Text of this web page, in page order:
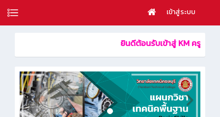
เข้าสู่ระบบ
ยินดีต้อนรับเข้าสู่